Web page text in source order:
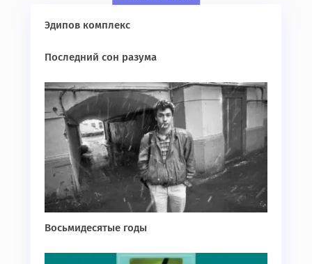
Эдипов комплекс
Последний сон разума
Восьмидесятые годы